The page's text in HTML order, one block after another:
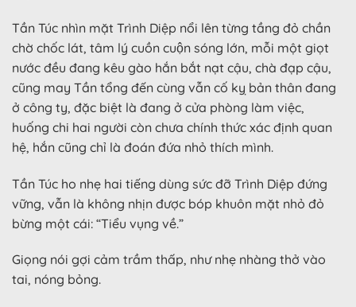
Tần Túc nhìn mặt Trình Diệp nổi lên từng tầng đỏ chần
chờ chốc lát, tâm lý cuồn cuộn sóng lớn, mỗi một giọt
nước đều đang kêu gào hắn bắt nạt cậu, chà đạp cậu,
cũng may Tần tổng đến cùng vẫn cố kỵ bản thân đang
ở công ty, đặc biệt là đang ở cửa phòng làm việc,
huống chi hai người còn chưa chính thức xác định quan
hệ, hắn cũng chỉ là đoán đứa nhỏ thích mình.
Tần Túc ho nhẹ hai tiếng dùng sức đỡ Trình Diệp đứng
vững, vẫn là không nhịn được bóp khuôn mặt nhỏ đỏ
bừng một cái: “Tiểu vụng về.”
Giọng nói gợi cảm trầm thấp, như nhẹ nhàng thở vào
tai, nóng bỏng.